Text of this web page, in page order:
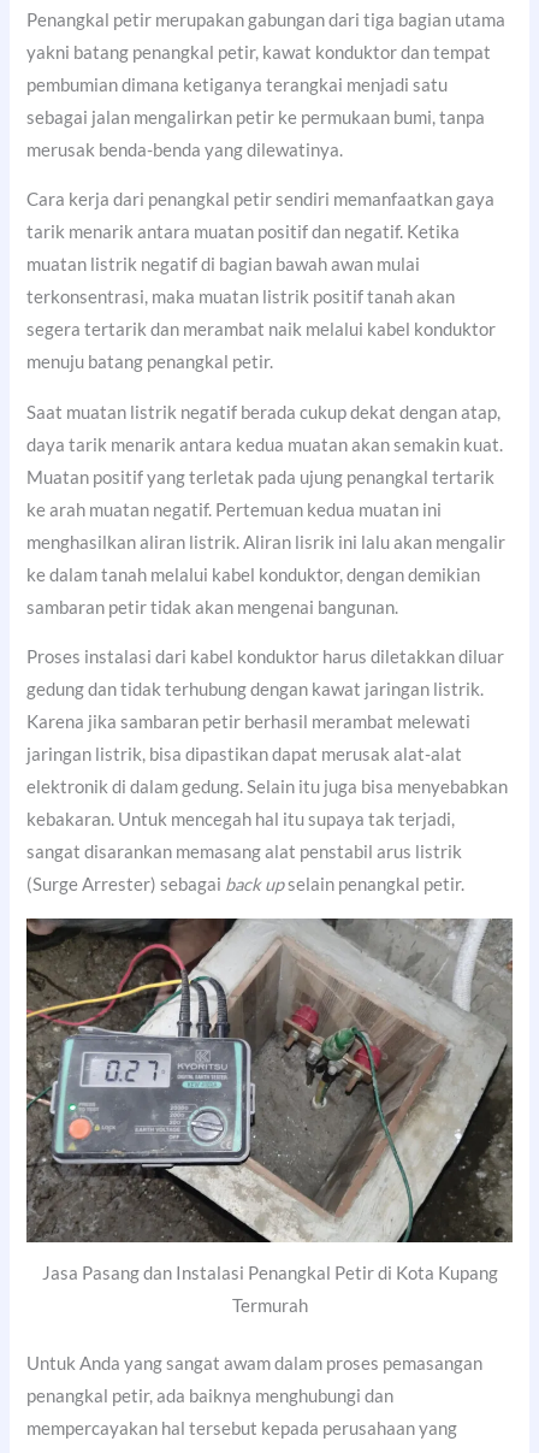
Penangkal petir merupakan gabungan dari tiga bagian utama
yakni batang penangkal petir, kawat konduktor dan tempat
pembumian dimana ketiganya terangkai menjadi satu
sebagai jalan mengalirkan petir ke permukaan bumi, tanpa
merusak benda-benda yang dilewatinya.
Cara kerja dari penangkal petir sendiri memanfaatkan gaya
tarik menarik antara muatan positif dan negatif. Ketika
muatan listrik negatif di bagian bawah awan mulai
terkonsentrasi, maka muatan listrik positif tanah akan
segera tertarik dan merambat naik melalui kabel konduktor
menuju batang penangkal petir.
Saat muatan listrik negatif berada cukup dekat dengan atap,
daya tarik menarik antara kedua muatan akan semakin kuat.
Muatan positif yang terletak pada ujung penangkal tertarik
ke arah muatan negatif. Pertemuan kedua muatan ini
menghasilkan aliran listrik. Aliran lisrik ini lalu akan mengalir
ke dalam tanah melalui kabel konduktor, dengan demikian
sambaran petir tidak akan mengenai bangunan.
Proses instalasi dari kabel konduktor harus diletakkan diluar
gedung dan tidak terhubung dengan kawat jaringan listrik.
Karena jika sambaran petir berhasil merambat melewati
jaringan listrik, bisa dipastikan dapat merusak alat-alat
elektronik di dalam gedung. Selain itu juga bisa menyebabkan
kebakaran. Untuk mencegah hal itu supaya tak terjadi,
sangat disarankan memasang alat penstabil arus listrik
(Surge Arrester) sebagai back upselain penangkal petir.
Jasa Pasang dan Instalasi Penangkal Petir di Kota Kupang
Termurah
Untuk Anda yang sangat awam dalam proses pemasangan
penangkal petir, ada baiknya menghubungi dan
mempercayakan hal tersebut kepada perusahaan yang